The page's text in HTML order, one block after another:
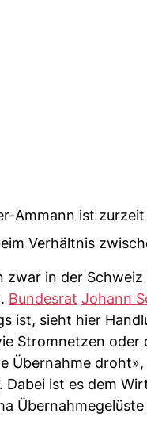
Ammann ist
Verhältnis
zwar in der
Bundesrat Johann
ist, sieht hier
Stromnetzen oder
Übernahme
Dabei ist es dem